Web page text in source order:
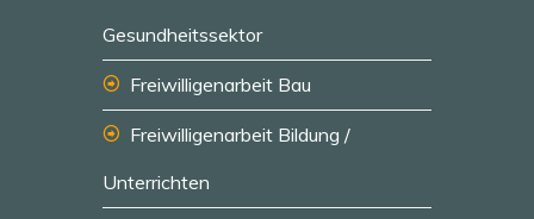
Gesundheitssektor
Freiwilligenarbeit Bau
Freiwilligenarbeit Bildung /
Unterrichten